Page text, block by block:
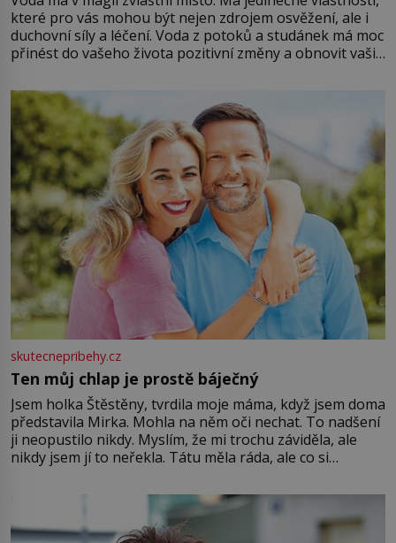
které pro vás mohou být nejen zdrojem osvěžení, ale i
duchovní síly a léčení. Voda z potoků a studánek má moc
přinést do vašeho života pozitivní změny a obnovit vaši
můžete obohatit své rituály a přinést do svého života
větší harmonii a klid. Je důležité
skutecnepribehy.cz
Ten můj chlap je prostě báječný
Jsem holka Štěstěny, tvrdila moje máma, když jsem doma
představila Mirka. Mohla na něm oči nechat. To nadšení
ji neopustilo nikdy. Myslím, že mi trochu záviděla, ale
nikdy jsem jí to neřekla. Tátu měla ráda, ale co si
Jsme spolu moc rádi Tehdy byla jiná doba, když